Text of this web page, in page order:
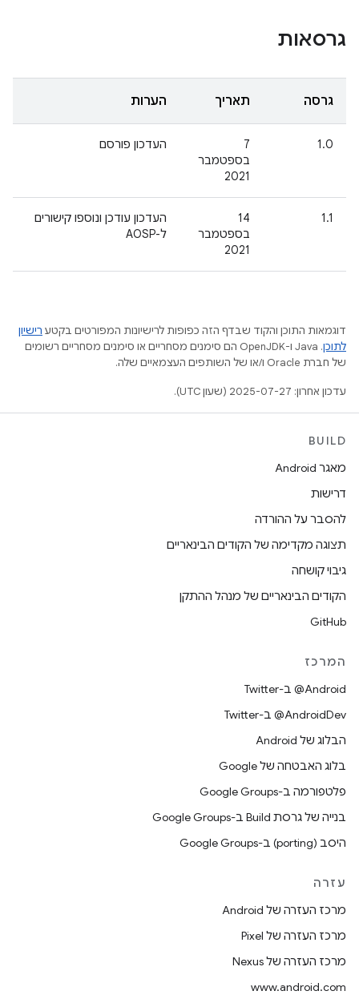
גרסאות
גרסה תאריך הערות
1.0
7
בספטמבר
2021
העדכון פורסם
1.1
14
בספטמבר
2021
העדכון עודכן ונוספו קישורים
ל-AOSP
דוגמאות התוכן והקוד שבדף הזה כפופות לרישיונות המפורטים בקטע רישיון
לתוכן
.‏ Java ו-OpenJDK הם סימנים מסחריים או סימנים מסחריים רשומים
של חברת Oracle ו/או של השותפים העצמאיים שלה.
עדכון אחרון: 2025-07-27 (שעון UTC).
BUILD
מאגר Android
דרישות
להסבר על ההורדה
תצוגה מקדימה של הקודים הבינאריים
גיבוי קושחה
הקודים הבינאריים של מנהל ההתקן
GitHub
המרכז
‎@Android ב-Twitter
‎@AndroidDev ב-Twitter
הבלוג של Android
בלוג האבטחה של Google
פלטפורמה ב-Google Groups
בנייה של גרסת Build ב-Google Groups
היסב (porting) ב-Google Groups
עזרה
מרכז העזרה של Android
מרכז העזרה של Pixel
מרכז העזרה של Nexus
www.android.com